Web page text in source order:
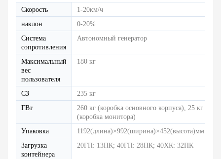
Скорость
1-20км/ч
наклон
0-20%
Система
сопротивления
Автономный генератор
Максимальный
вес
пользователя
180 кг
СЗ
235 кг
ГВт
260 кг (коробка основного корпуса), 25 кг
(коробка монитора)
Упаковка
1192(длина)×992(ширина)×452(высота)мм
Загрузка
контейнера
20ГП: 13ПК; 40ГП: 28ПК; 40ХК: 32ПК